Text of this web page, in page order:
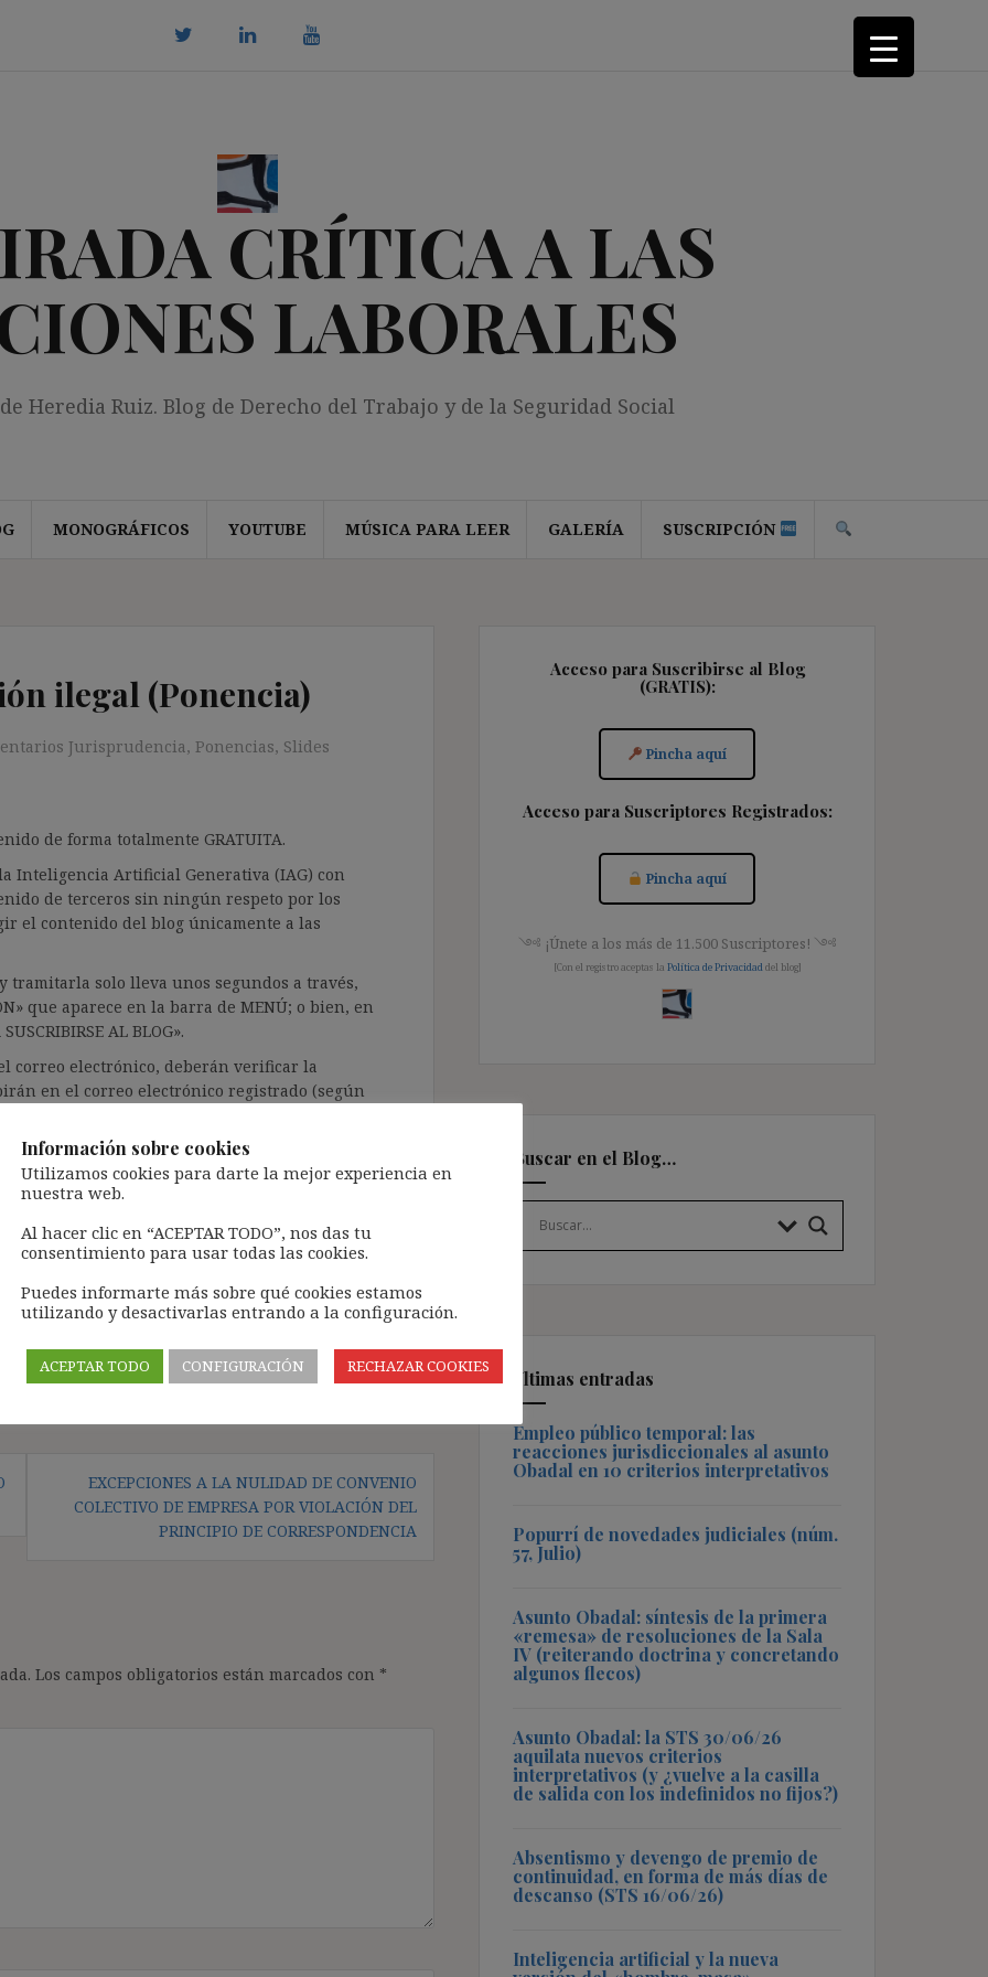
CRÍTICA A LAS
LABORALES
Heredia Ruiz. Blog de Derecho del Trabajo y de la Seguridad Social
MONOGRÁFICOS YOUTUBE MÚSICA PARA LEER GALERÍA SUSCRIPCIÓN
ilegal (Ponencia)
Jurisprudencia, Ponencias, Slides
de forma totalmente GRATUITA.
Inteligencia Artificial Generativa (IAG) con
de terceros sin ningún respeto por los
el contenido del blog únicamente a las
tramitarla solo lleva unos segundos a través,
que aparece en la barra de MENÚ; o bien, en
AL BLOG».
correo electrónico, deberán verificar la
en el correo electrónico registrado (según
bandeja de «Spam»).
pueda causar.
del blog: https://ignasibeltran.com/politica-
ET,Centro Especial de Empleo,cesión ilegal,
104,ETT, multiservicio,principio de
EXCEPCIONES A LA NULIDAD DE CONVENIO
COLECTIVO DE EMPRESA POR VIOLACIÓN DEL
PRINCIPIO DE CORRESPONDENCIA
Los campos obligatorios están marcados con *
Acceso para Suscribirse al Blog
(GRATIS):
Pincha aquí
Acceso para Suscriptores Registrados:
Pincha aquí
༺ ¡Únete a los más de 11.500 Suscriptores! ༺
[Con el registro aceptas la Política de Privacidad del blog]
Buscar en el Blog…
Últimas entradas
Empleo público temporal: las
reacciones jurisdiccionales al asunto
Obadal en 10 criterios interpretativos
Popurrí de novedades judiciales (núm.
57, Julio)
Asunto Obadal: síntesis de la primera
«remesa» de resoluciones de la Sala
IV (reiterando doctrina y concretando
algunos flecos)
Asunto Obadal: la STS 30/06/26
aquilata nuevos criterios
interpretativos (y ¿vuelve a la casilla
de salida con los indefinidos no fijos?)
Absentismo y devengo de premio de
continuidad, en forma de más días de
descanso (STS 16/06/26)
Inteligencia artificial y la nueva
Información sobre cookies
Utilizamos cookies para darte la mejor experiencia en
nuestra web.
Al hacer clic en “ACEPTAR TODO”, nos das tu
consentimiento para usar todas las cookies.
Puedes informarte más sobre qué cookies estamos
utilizando y desactivarlas entrando a la configuración.
ACEPTAR TODO CONFIGURACIÓN RECHAZAR COOKIES